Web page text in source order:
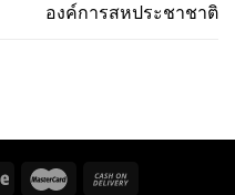
องค์การสหประชาชาติ